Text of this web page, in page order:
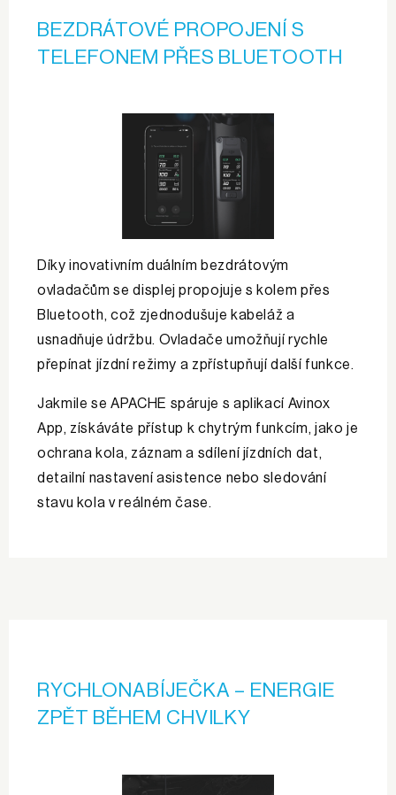
BEZDRÁTOVÉ PROPOJENÍ S
TELEFONEM PŘES BLUETOOTH
Díky inovativním duálním bezdrátovým
ovladačům se displej propojuje s kolem přes
Bluetooth, což zjednodušuje kabeláž a
usnadňuje údržbu. Ovladače umožňují rychle
přepínat jízdní režimy a zpřístupňují další funkce.
Jakmile se APACHE spáruje s aplikací Avinox
App, získáváte přístup k chytrým funkcím, jako je
ochrana kola, záznam a sdílení jízdních dat,
detailní nastavení asistence nebo sledování
stavu kola v reálném čase.
RYCHLONABÍJEČKA – ENER­GIE
ZPĚT BĚHEM CHVILKY